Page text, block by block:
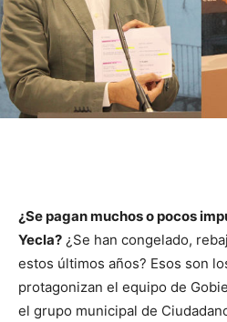
¿Se pagan muchos o pocos
Yecla? ¿Se han congelado,
estos últimos años? Esos son
protagonizan el equipo de
el grupo municipal de